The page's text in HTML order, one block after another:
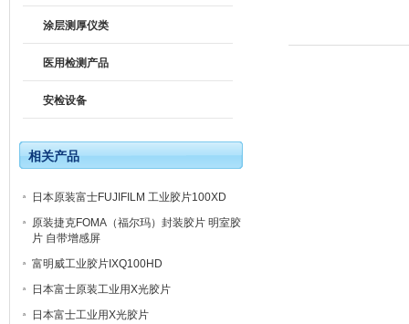
涂层测厚仪类
医用检测产品
安检设备
相关产品
日本原装富士FUJIFILM 工业胶片100XD
原装捷克FOMA（福尔玛）封装胶片 明室胶
片 自带增感屏
富明威工业胶片IXQ100HD
日本富士原装工业用X光胶片
日本富士工业用X光胶片